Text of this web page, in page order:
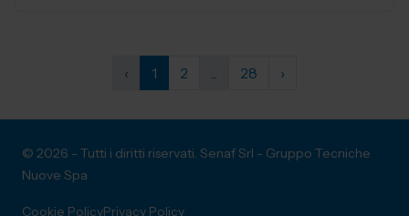
‹ 1 2 ... 28 ›
© 2026 - Tutti i diritti riservati. Senaf Srl - Gruppo Tecniche
Nuove Spa
Cookie PolicyPrivacy Policy